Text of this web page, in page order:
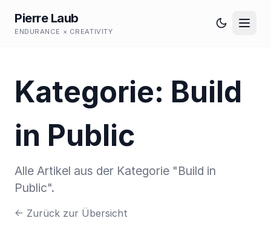
Pierre Laub
ENDURANCE × CREATIVITY
Kategorie: Build
in Public
Alle Artikel aus der Kategorie "Build in
Public".
← Zurück zur Übersicht